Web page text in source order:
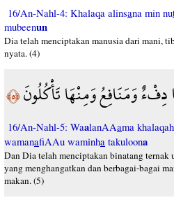
16/An-Nahl-4: Khalaqa alinsana min nu
mubeenun
Dia telah menciptakan manusia dari mani,
nyata. (4)
دِفْءٌ وَمَنَافِعُ وَمِنْهَا تَأْكُلُونَ﴿٥﴾
16/An-Nahl-5: WaalanAAama khalaqah
wamanafiAAu waminha takuloona
Dan Dia telah menciptakan binatang ternak
yang menghangatkan dan berbagai-bagai
makan. (5)